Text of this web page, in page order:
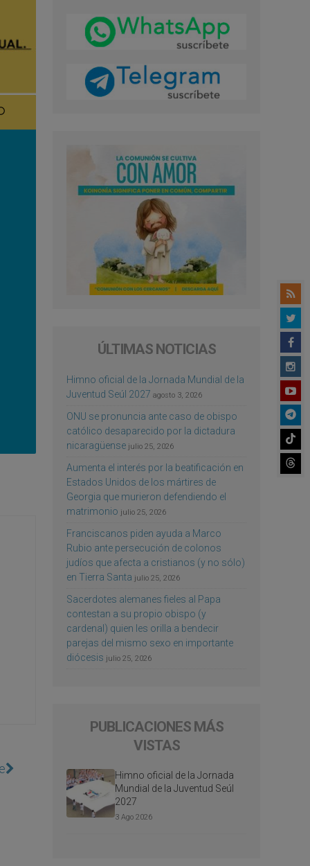
ÚLTIMAS NOTICIAS
Himno oficial de la Jornada Mundial de la
Juventud Seúl 2027 agosto 3, 2026
ONU se pronuncia ante caso de obispo
católico desaparecido por la dictadura
nicaragüense julio 25, 2026
Aumenta el interés por la beatificación en
Estados Unidos de los mártires de
Georgia que murieron defendiendo el
matrimonio julio 25, 2026
Franciscanos piden ayuda a Marco
Rubio ante persecución de colonos
judíos que afecta a cristianos (y no sólo)
en Tierra Santa julio 25, 2026
Sacerdotes alemanes fieles al Papa
contestan a su propio obispo (y
cardenal) quien les orilla a bendecir
parejas del mismo sexo en importante
diócesis julio 25, 2026
PUBLICACIONES MÁS
VISTAS
Himno oficial de la Jornada
Mundial de la Juventud Seúl
2027
3 Ago 2026